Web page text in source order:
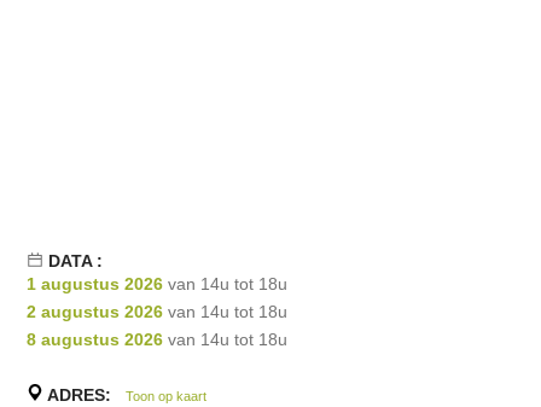
DATA :
1 augustus 2026 van 14u tot 18u
2 augustus 2026 van 14u tot 18u
8 augustus 2026 van 14u tot 18u
ADRES: Toon op kaart